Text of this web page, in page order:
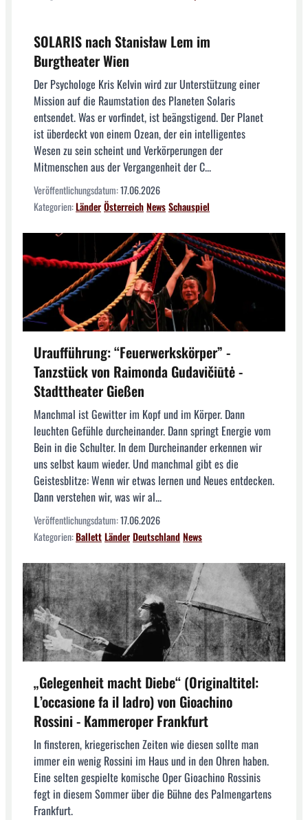
SOLARIS nach Stanisław Lem im
Burgtheater Wien
Der Psychologe Kris Kelvin wird zur Unterstützung einer
Mission auf die Raumstation des Planeten Solaris
entsendet. Was er vorfindet, ist beängstigend. Der Planet
ist überdeckt von einem Ozean, der ein intelligentes
Wesen zu sein scheint und Verkörperungen der
Mitmenschen aus der Vergangenheit der C...
Veröffentlichungsdatum:17.06.2026
Kategorien:LänderÖsterreichNewsSchauspiel
Uraufführung: “Feuerwerkskörper” -
Tanzstück von Raimonda Gudavičiūtė -
Stadttheater Gießen
Manchmal ist Gewitter im Kopf und im Körper. Dann
leuchten Gefühle durcheinander. Dann springt Energie vom
Bein in die Schulter. In dem Durcheinander erkennen wir
uns selbst kaum wieder. Und manchmal gibt es die
Geistesblitze: Wenn wir etwas lernen und Neues entdecken.
Dann verstehen wir, was wir al...
Veröffentlichungsdatum:17.06.2026
Kategorien:BallettLänderDeutschlandNews
„Gelegenheit macht Diebe“ (Originaltitel:
L’occasione fa il ladro) von Gioachino
Rossini - Kammeroper Frankfurt
In finsteren, kriegerischen Zeiten wie diesen sollte man
immer ein wenig Rossini im Haus und in den Ohren haben.
Eine selten gespielte komische Oper Gioachino Rossinis
fegt in diesem Sommer über die Bühne des Palmengartens
Frankfurt.